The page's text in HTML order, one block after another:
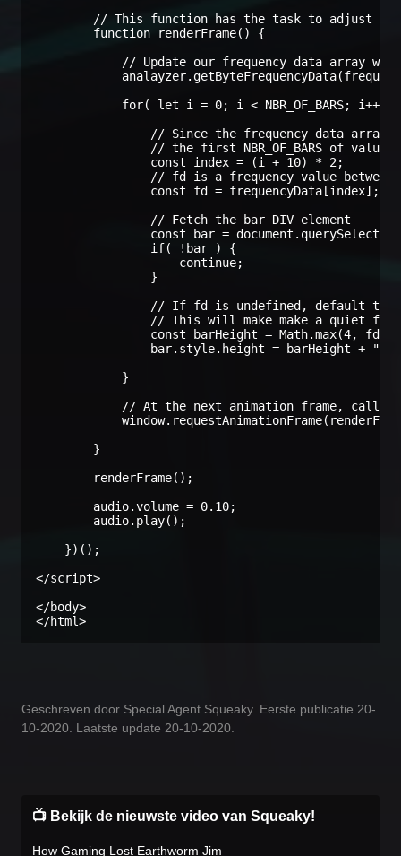
// This function has the task to adjust
        function renderFrame() {
// Update our frequency data array
for( let i = 0; i < NBR_OF_BARS; i++ )
// Since the frequency data array
// the first NBR_OF_BARS of
                const index = (i + 10) * 2;
// fd is a frequency value between
                const fd = frequencyData[index];
                // Fetch the bar DIV element
const bar =
                if( !bar ) {
                    continue;
                }
// If fd is undefined, default to
// This will make make a quiet
const barHeight = Math.max(4, fd
bar.style.height = barHeight +
            }
// At the next animation frame, call
        }
        renderFrame();
        audio.volume = 0.10;
        audio.play();
    })();
</script>
</body>
</html>
Geschreven door Special Agent Squeaky. Eerste publicatie 20-
10-2020. Laatste update 20-10-2020.
📺 Bekijk de nieuwste video van Squeaky!
How Gaming Lost Earthworm Jim